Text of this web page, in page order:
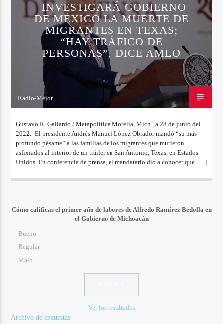
INVESTIGARÁ GOBIERNO
DE MÉXICO LA MUERTE DE
MIGRANTES EN TEXAS;
“HAY TRÁFICO DE
PERSONAS”, DICE AMLO
Radio-Mejor
Gustavo R. Gallardo / Metapolítica Morelia, Mich., a 28 de junio del
2022.- El presidente Andrés Manuel López Obrador mandó “su más
profundo pésame” a las familias de los migrantes que murieron
asfixiados al interior de un tráiler en San Antonio, Texas, en Estados
Unidos. En conferencia de prensa, el mandatario dio a conocer que […]
Cómo calificas el primer año de labores de Alfredo Ramírez Bedolla en
el Gobierno de Michoacán
Bueno
Regular
Malo
Ver los resultados
Archivo de encuestas